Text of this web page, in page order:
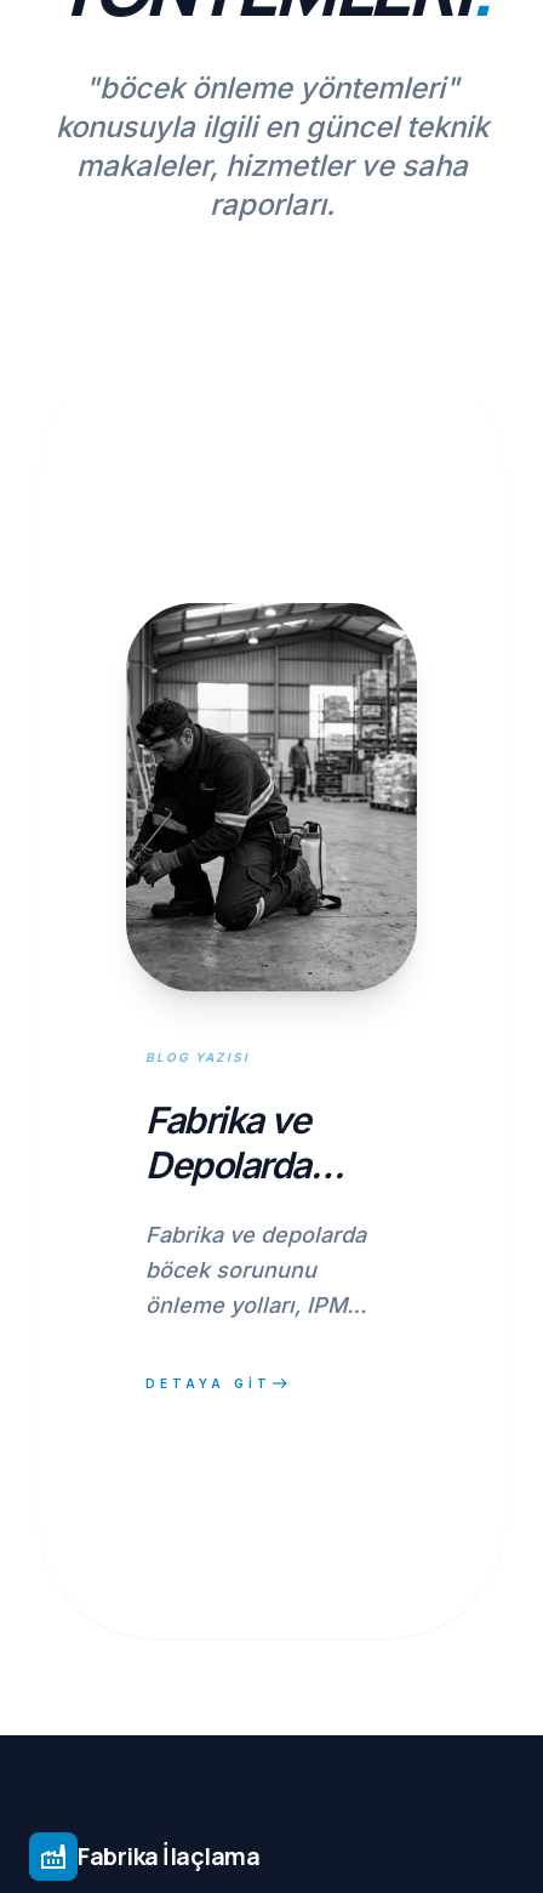
"böcek önleme yöntemleri"
konusuyla ilgili en güncel teknik
makaleler, hizmetler ve saha
raporları.
BLOG YAZISI
Fabrika ve
Depolarda
Nasıl Önlenir?
Fabrika ve depolarda
böcek sorununu
önleme yolları, IPM
endüstriyel ilaçlama
DETAYA GİT east
factory Fabrika İlaçlama